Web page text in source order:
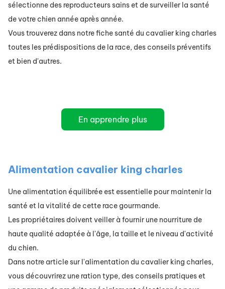
sélectionne des reproducteurs sains et de surveiller la santé
de votre chien année après année.
Vous trouverez dans notre fiche santé du cavalier king charles
toutes les prédispositions de la race, des conseils préventifs
et bien d'autres.
En apprendre plus
Alimentation cavalier king charles
Une alimentation équilibrée est essentielle pour maintenir la
santé et la vitalité de cette race gourmande.
Les propriétaires doivent veiller à fournir une nourriture de
haute qualité adaptée à l'âge, la taille et le niveau d'activité
du chien.
Dans notre article sur l'alimentation du cavalier king charles,
vous découvrirez une ration type, des conseils pratiques et